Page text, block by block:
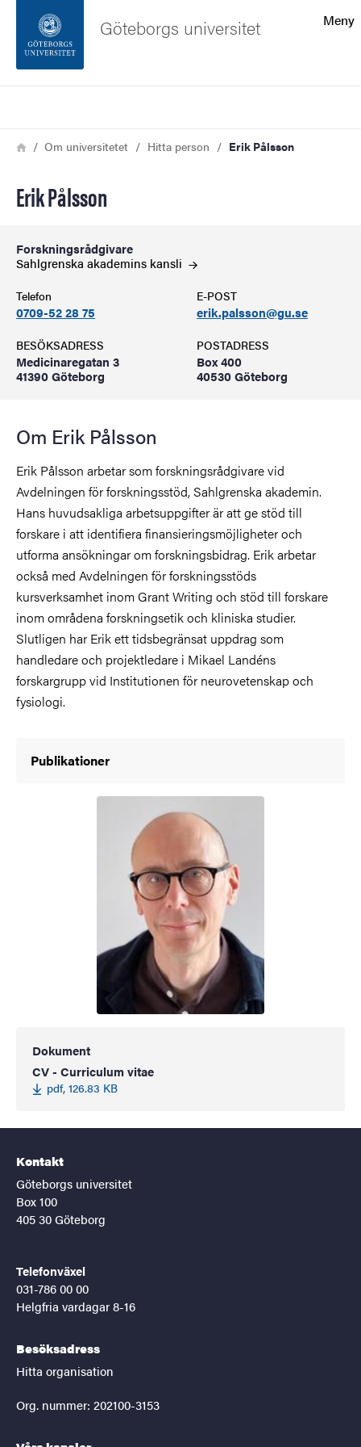
Sidfoten
Meny
Göteborgs universitet
Länkstig
HemOm universitetet Hitta person Erik Pålsson
Erik Pålsson
Forskningsrådgivare
Sahlgrenska akademins kansli
Telefon
0709-52 28 75
E-POST
erik.palsson@gu.se
BESÖKSADRESS
Medicinaregatan 3
41390 Göteborg
POSTADRESS
Box 400
40530 Göteborg
Om Erik Pålsson
Erik Pålsson arbetar som forskningsrådgivare vid
Avdelningen för forskningsstöd, Sahlgrenska akademin.
Hans huvudsakliga arbetsuppgifter är att ge stöd till
forskare i att identifiera finansieringsmöjligheter och
utforma ansökningar om forskningsbidrag. Erik arbetar
också med Avdelningen för forskningsstöds
kursverksamhet inom Grant Writing och stöd till forskare
inom områdena forskningsetik och kliniska studier.
Slutligen har Erik ett tidsbegränsat uppdrag som
handledare och projektledare i Mikael Landéns
forskargrupp vid Institutionen för neurovetenskap och
fysiologi.
Publikationer
Dokument
CV - Curriculum vitae
pdf, 126.83 KB
Kontakt
Göteborgs universitet
Box 100
405 30 Göteborg
Telefonväxel
031-786 00 00
Helgfria vardagar 8-16
Besöksadress
Hitta organisation
Org. nummer: 202100-3153